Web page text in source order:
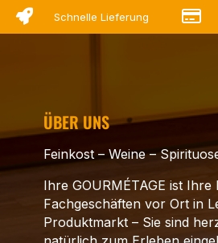
 Schnelle Lieferung 
ÜBER UNS
Feinkost – Weine –
Ihre GOURMÉTAGE ist
Fachgeschäften vor Ort in
Produktmarkt – Sie sind